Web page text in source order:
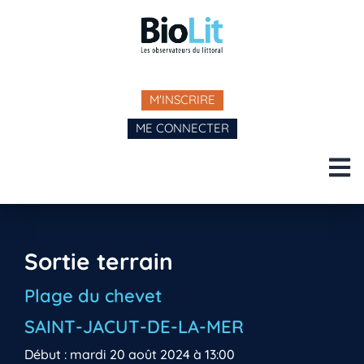
M'INSCRIRE
ME CONNECTER
Sortie terrain
Plage du chevet
SAINT-JACUT-DE-LA-MER
Début : mardi 20 août 2024 à 13:00